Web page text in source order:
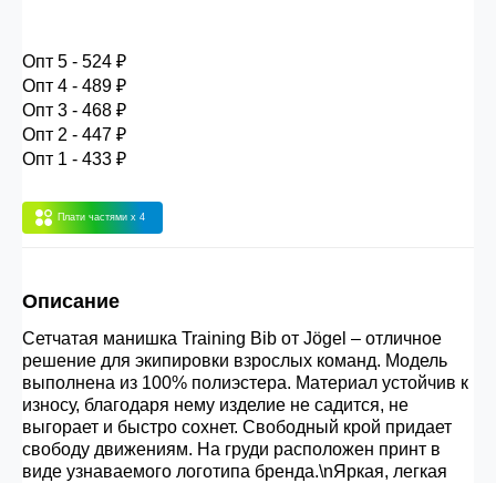
Опт 4 (30%) -
30.000 рублей.
Опт 3(33%)
200.000 рублей.
Опт 1 (38%) -сумма всех заказов за 6 месяцев -
400.000 рублей.
Опт 5 - 524 ₽
Опт 4 - 489 ₽
Опт 3 - 468 ₽
Опт 2 - 447 ₽
Опт 1 - 433 ₽
Плати частями x 4
Описание
Сетчатая манишка Training Bib от Jögel – отличное
решение для экипировки взрослых команд. Модель
выполнена из 100% полиэстера. Материал устойчив к
износу, благодаря нему изделие не садится, не
выгорает и быстро сохнет. Свободный крой придает
свободу движениям. На груди расположен принт в
виде узнаваемого логотипа бренда.\nЯркая, легкая